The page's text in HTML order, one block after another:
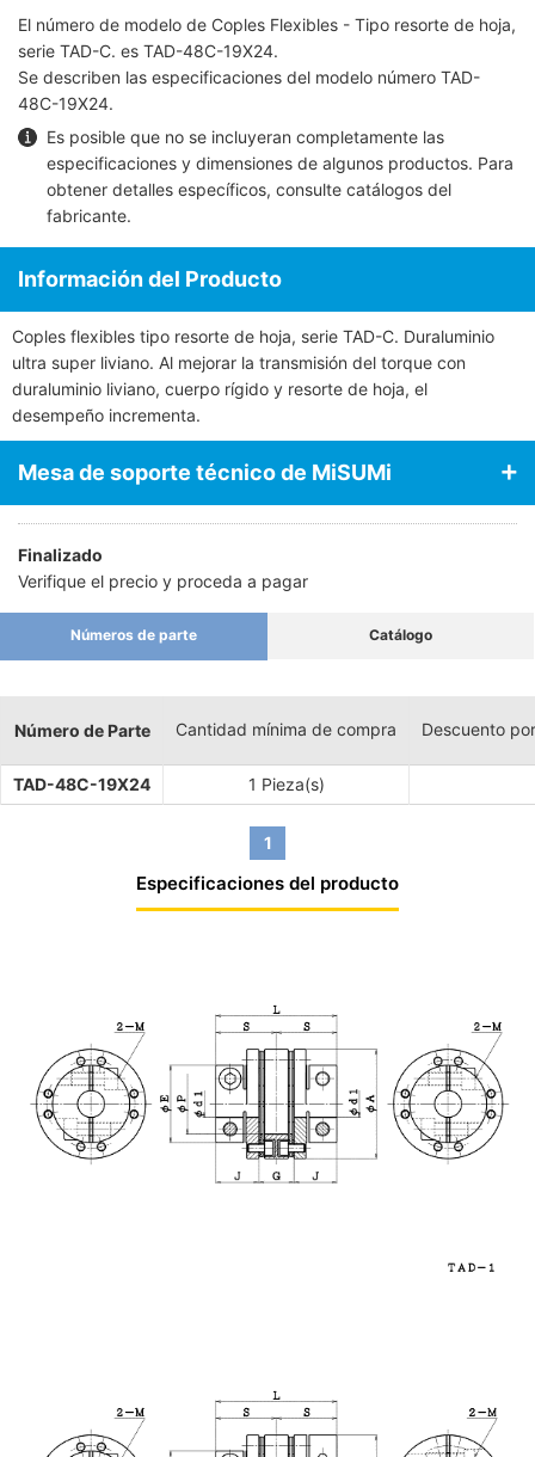
El número de modelo de Coples Flexibles - Tipo resorte de hoja,
serie TAD-C. es TAD-48C-19X24.
Se describen las especificaciones del modelo número TAD-
48C-19X24.
Es posible que no se incluyeran completamente las
especificaciones y dimensiones de algunos productos. Para
obtener detalles específicos, consulte catálogos del
fabricante.
Información del Producto
Coples flexibles tipo resorte de hoja, serie TAD-C. Duraluminio
ultra super liviano. Al mejorar la transmisión del torque con
duraluminio liviano, cuerpo rígido y resorte de hoja, el
desempeño incrementa.
Mesa de soporte técnico de MiSUMi
Finalizado
Verifique el precio y proceda a pagar
Números de parte Catálogo
Número de Parte Cantidad mínima de compra Descuento
TAD-48C-19X24 1 Pieza(s)
1
Especificaciones del producto